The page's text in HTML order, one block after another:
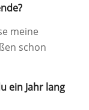
meine
schon
ein Jahr lang